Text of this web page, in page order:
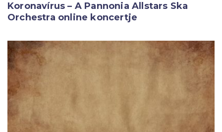
Koronavírus – A Pannonia Allstars Ska
Orchestra online koncertje